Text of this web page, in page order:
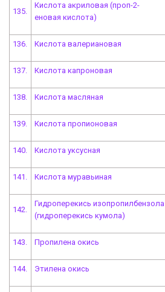
135.
Кислота акриловая (проп-2-
еновая кислота)
136. Кислота валериановая
137. Кислота капроновая
138. Кислота масляная
139. Кислота пропионовая
140. Кислота уксусная
141. Кислота муравьиная
142.
Гидроперекись изопропилбензола
(гидроперекись кумола)
143. Пропилена окись
144. Этилена окись